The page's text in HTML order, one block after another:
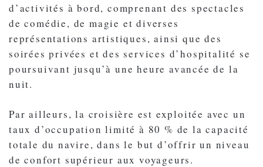
d’activités à bord, comprenant des spectacles
de comédie, de magie et diverses
représentations artistiques, ainsi que des
soirées privées et des services d’hospitalité se
poursuivant jusqu’à une heure avancée de la
nuit.
Par ailleurs, la croisière est exploitée avec un
taux d’occupation limité à 80 % de la capacité
totale du navire, dans le but d’offrir un niveau
de confort supérieur aux voyageurs.